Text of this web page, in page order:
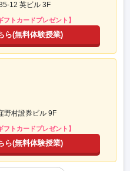
12 英ビル 3F
トカードプレゼント】
ら(無料体験授業)
野村證券ビル 9F
トカードプレゼント】
ら(無料体験授業)